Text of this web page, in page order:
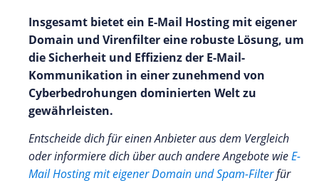
Insgesamt bietet ein E-Mail Hosting mit eigener
Domain und Virenfilter eine robuste Lösung, um
die Sicherheit und Effizienz der E-Mail-
Kommunikation in einer zunehmend von
Cyberbedrohungen dominierten Welt zu
gewährleisten.
Entscheide dich für einen Anbieter aus dem Vergleich
oder informiere dich über auch andere Angebote wieE-
Mail Hosting mit eigener Domain und Spam-Filterfür